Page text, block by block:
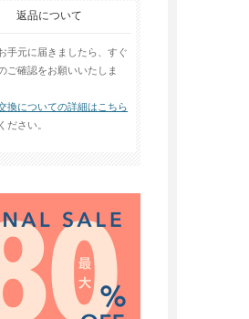
返品について
手元に届きましたら、すぐ
ご確認をお願いいたしま
換についての詳細はこちら
ださい。